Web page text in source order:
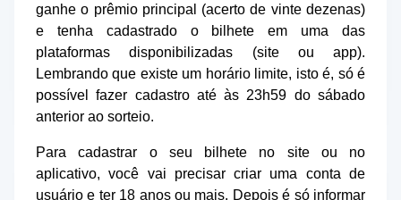
ganhe o prêmio principal (acerto de vinte dezenas)
e tenha cadastrado o bilhete em uma das
plataformas disponibilizadas (site ou app).
Lembrando que existe um horário limite, isto é, só é
possível fazer cadastro até às 23h59 do sábado
anterior ao sorteio.
Para cadastrar o seu bilhete no site ou no
aplicativo, você vai precisar criar uma conta de
usuário e ter 18 anos ou mais. Depois é só informar